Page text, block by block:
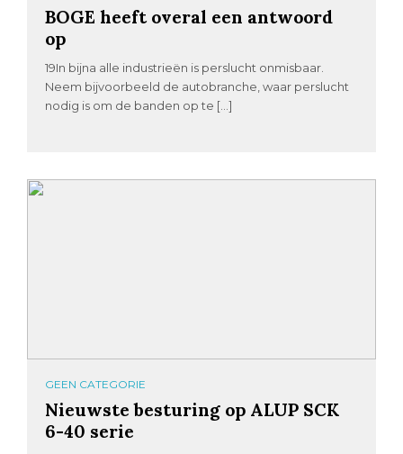
BOGE heeft overal een antwoord
op
19In bijna alle industrieën is perslucht onmisbaar.
Neem bijvoorbeeld de autobranche, waar perslucht
nodig is om de banden op te […]
GEEN CATEGORIE
Nieuwste besturing op ALUP SCK
6-40 serie